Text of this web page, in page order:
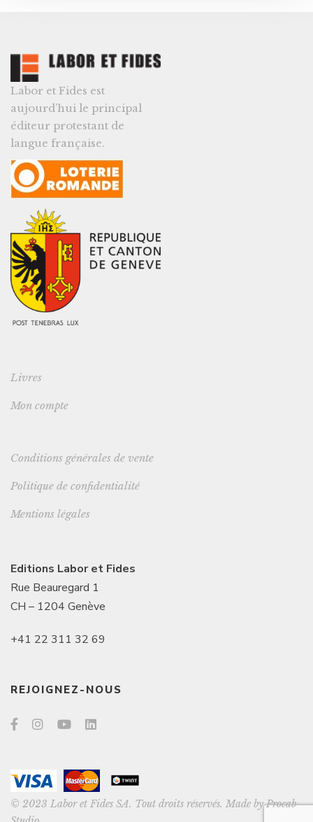
Labor et Fides est
aujourd’hui le principal
éditeur protestant de
langue française.
Livres
Mon compte
Conditions générales de vente
Politique de confidentialité
Mentions légales
Editions Labor et Fides
Rue Beauregard 1
CH – 1204 Genève
+41 22 311 32 69
REJOIGNEZ-NOUS
© 2023 Labor et Fides SA. Tout droits réservés. Made byProcab